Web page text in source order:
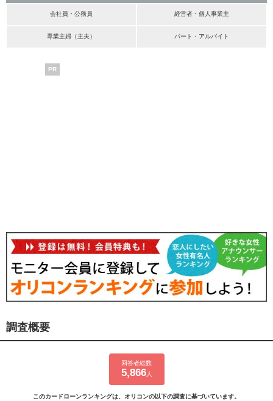
会社員・公務員 経営者・個人事業主
専業主婦（主夫） パート・アルバイト
PR
調査概要
回答者総数
5,866人
このカードローンランキングは、オリコンの以下の調査に基づいています。